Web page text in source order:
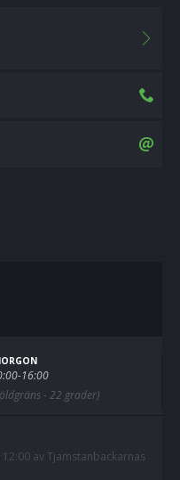
16:00
- 22 grader)
av Tjamstanbackarnas